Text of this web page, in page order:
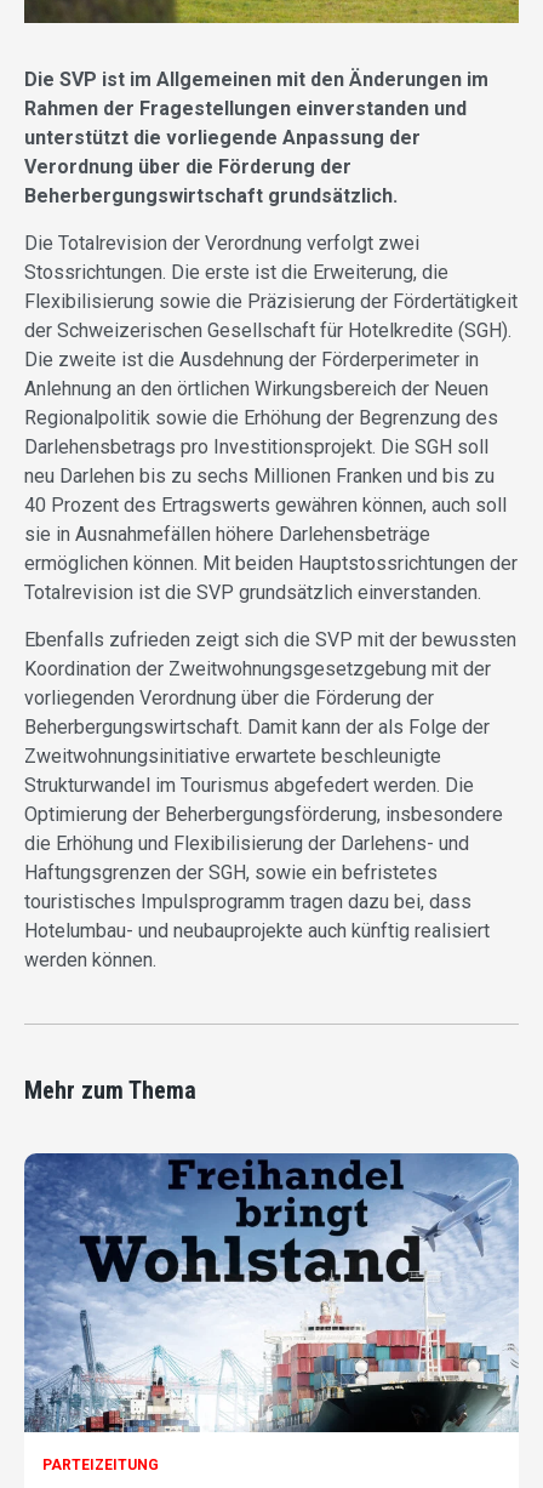
Die SVP ist im Allgemeinen mit den Änderungen im
Rahmen der Fragestellungen einverstanden und
unterstützt die vorliegende Anpassung der
Verordnung über die Förderung der
Beherbergungswirtschaft grundsätzlich.
Die Totalrevision der Verordnung verfolgt zwei
Stossrichtungen. Die erste ist die Erweiterung, die
Flexibilisierung sowie die Präzisierung der Fördertätigkeit
der Schweizerischen Gesellschaft für Hotelkredite (SGH).
Die zweite ist die Ausdehnung der Förderperimeter in
Anlehnung an den örtlichen Wirkungsbereich der Neuen
Regionalpolitik sowie die Erhöhung der Begrenzung des
Darlehensbetrags pro Investitionsprojekt. Die SGH soll
neu Darlehen bis zu sechs Millionen Franken und bis zu
40 Prozent des Ertragswerts gewähren können, auch soll
sie in Ausnahmefällen höhere Darlehensbeträge
ermöglichen können. Mit beiden Hauptstossrichtungen der
Totalrevision ist die SVP grundsätzlich einverstanden.
Ebenfalls zufrieden zeigt sich die SVP mit der bewussten
Koordination der Zweitwohnungsgesetzgebung mit der
vorliegenden Verordnung über die Förderung der
Beherbergungswirtschaft. Damit kann der als Folge der
Zweitwohnungsinitiative erwartete beschleunigte
Strukturwandel im Tourismus abgefedert werden. Die
Optimierung der Beherbergungsförderung, insbesondere
die Erhöhung und Flexibilisierung der Darlehens- und
Haftungsgrenzen der SGH, sowie ein befristetes
touristisches Impulsprogramm tragen dazu bei, dass
Hotelumbau- und neubauprojekte auch künftig realisiert
werden können.
Mehr zum Thema
PARTEIZEITUNG